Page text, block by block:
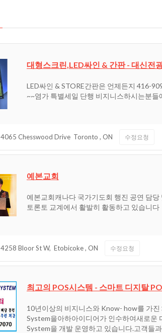
대형스크린,LED싸인 & 간판 - 대신전
LED싸인 & STORE간판은 언제든지 416-
~~염가 특별세일 단행 비지니스하시는분들
4065 Chesswood Drive Toronto , ON 수정요청
예본교회
예본교회캐나다 국가기도회 행진 공연 담
토론토 교계에서 활발히 활동하고 있습니다
4258 Bloor St W, Etobicoke, ON 수정요청
최고의 POS시스템 - 스마트 디지탈
10년이상의 비지니스와 Know- how를 가
System을아하아이디어가 인수하여새로운
System을 개발 운영하고 있습니다.고객들